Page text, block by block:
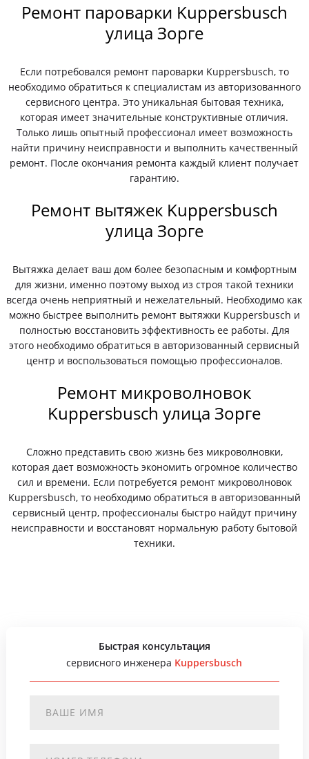
Ремонт пароварки Kuppersbusch
улица Зорге
Если потребовался ремонт пароварки Kuppersbusch, то
необходимо обратиться к специалистам из авторизованного
сервисного центра. Это уникальная бытовая техника,
которая имеет значительные конструктивные отличия.
Только лишь опытный профессионал имеет возможность
найти причину неисправности и выполнить качественный
ремонт. После окончания ремонта каждый клиент получает
гарантию.
Ремонт вытяжек Kuppersbusch
улица Зорге
Вытяжка делает ваш дом более безопасным и комфортным
для жизни, именно поэтому выход из строя такой техники
всегда очень неприятный и нежелательный. Необходимо как
можно быстрее выполнить ремонт вытяжки Kuppersbusch и
полностью восстановить эффективность ее работы. Для
этого необходимо обратиться в авторизованный сервисный
центр и воспользоваться помощью профессионалов.
Ремонт микроволновок
Kuppersbusch улица Зорге
Сложно представить свою жизнь без микроволновки,
которая дает возможность экономить огромное количество
сил и времени. Если потребуется ремонт микроволновок
Kuppersbusch, то необходимо обратиться в авторизованный
сервисный центр, профессионалы быстро найдут причину
неисправности и восстановят нормальную работу бытовой
техники.
Быстрая консультация
сервисного инженера Kuppersbusch